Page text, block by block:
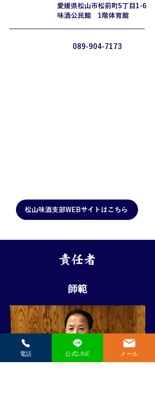
​愛媛県松山市松前町5丁目1-6
​味酒公民館 1階体育館
089-904-7173
松山味酒支部WEBサイトはこちら
責任者
師範
電話 公式LINE メール